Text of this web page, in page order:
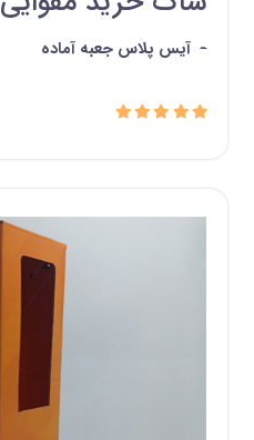
- آیس پلاس جعبه آماده